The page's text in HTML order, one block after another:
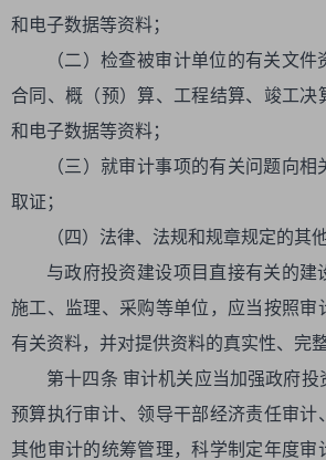
和电子数据等资料；
（二）检查被审计单位的有关文件
合同、概（预）算、工程结算、竣工决
和电子数据等资料；
（三）就审计事项的有关问题向
取证；
（四）法律、法规和规章规定的其
与政府投资建设项目直接有关的建
施工、监理、采购等单位，应当按照审
有关资料，并对提供资料的真实性、完
第十四条 审计机关应当加强政府投
预算执行审计、领导干部经济责任审计
其他审计的统筹管理，科学制定年度审